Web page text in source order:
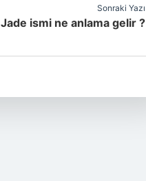
Sonraki Yazı
Jade ismi ne anlama gelir ?